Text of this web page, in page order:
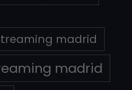
madrid
madrid